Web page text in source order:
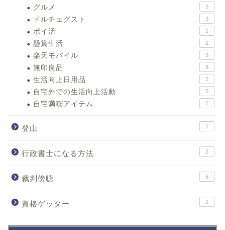
グルメ 3
ドルチェグスト 3
ポイ活 1
懸賞生活 2
楽天モバイル 3
無印良品 8
生活向上日用品 2
自宅外での生活向上活動 5
自宅満喫アイテム 1
登山 1
行政書士になる方法 2
裁判傍聴 6
資格ゲッター 2